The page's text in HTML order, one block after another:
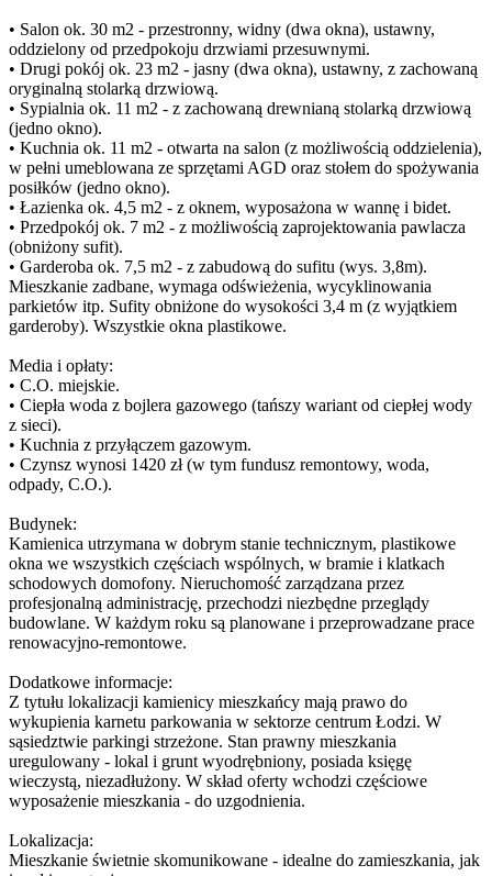
• Salon ok. 30 m2 - przestronny, widny (dwa okna), ustawny,
oddzielony od przedpokoju drzwiami przesuwnymi.
• Drugi pokój ok. 23 m2 - jasny (dwa okna), ustawny, z zachowaną
oryginalną stolarką drzwiową.
• Sypialnia ok. 11 m2 - z zachowaną drewnianą stolarką drzwiową
(jedno okno).
• Kuchnia ok. 11 m2 - otwarta na salon (z możliwością oddzielenia),
w pełni umeblowana ze sprzętami AGD oraz stołem do spożywania
posiłków (jedno okno).
• Łazienka ok. 4,5 m2 - z oknem, wyposażona w wannę i bidet.
• Przedpokój ok. 7 m2 - z możliwością zaprojektowania pawlacza
(obniżony sufit).
• Garderoba ok. 7,5 m2 - z zabudową do sufitu (wys. 3,8m).
Mieszkanie zadbane, wymaga odświeżenia, wycyklinowania
parkietów itp. Sufity obniżone do wysokości 3,4 m (z wyjątkiem
garderoby). Wszystkie okna plastikowe.
Media i opłaty:
• C.O. miejskie.
• Ciepła woda z bojlera gazowego (tańszy wariant od ciepłej wody
z sieci).
• Kuchnia z przyłączem gazowym.
• Czynsz wynosi 1420 zł (w tym fundusz remontowy, woda,
odpady, C.O.).
Budynek:
Kamienica utrzymana w dobrym stanie technicznym, plastikowe
okna we wszystkich częściach wspólnych, w bramie i klatkach
schodowych domofony. Nieruchomość zarządzana przez
profesjonalną administrację, przechodzi niezbędne przeglądy
budowlane. W każdym roku są planowane i przeprowadzane prace
renowacyjno-remontowe.
Dodatkowe informacje:
Z tytułu lokalizacji kamienicy mieszkańcy mają prawo do
wykupienia karnetu parkowania w sektorze centrum Łodzi. W
sąsiedztwie parkingi strzeżone. Stan prawny mieszkania
uregulowany - lokal i grunt wyodrębniony, posiada księgę
wieczystą, niezadłużony. W skład oferty wchodzi częściowe
wyposażenie mieszkania - do uzgodnienia.
Lokalizacja:
Mieszkanie świetnie skomunikowane - idealne do zamieszkania, jak